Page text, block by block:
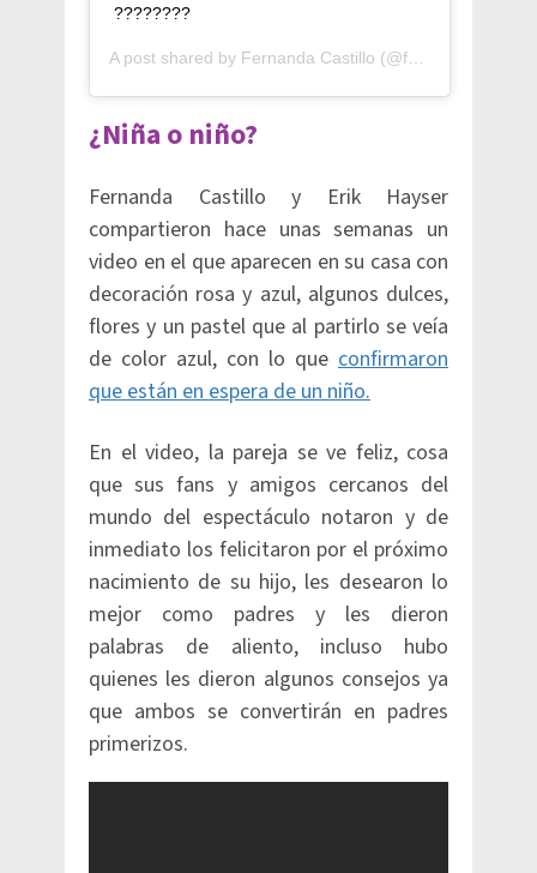
????????
A post shared by Fernanda Castillo (@fernandacga) on
¿Niña o niño?
Fernanda Castillo y Erik Hayser
compartieron hace unas semanas un
video en el que aparecen en su casa con
decoración rosa y azul, algunos dulces,
flores y un pastel que al partirlo se veía
de color azul, con lo que confirmaron
que están en espera de un niño.
En el video, la pareja se ve feliz, cosa
que sus fans y amigos cercanos del
mundo del espectáculo notaron y de
inmediato los felicitaron por el próximo
nacimiento de su hijo, les desearon lo
mejor como padres y les dieron
palabras de aliento, incluso hubo
quienes les dieron algunos consejos ya
que ambos se convertirán en padres
primerizos.​